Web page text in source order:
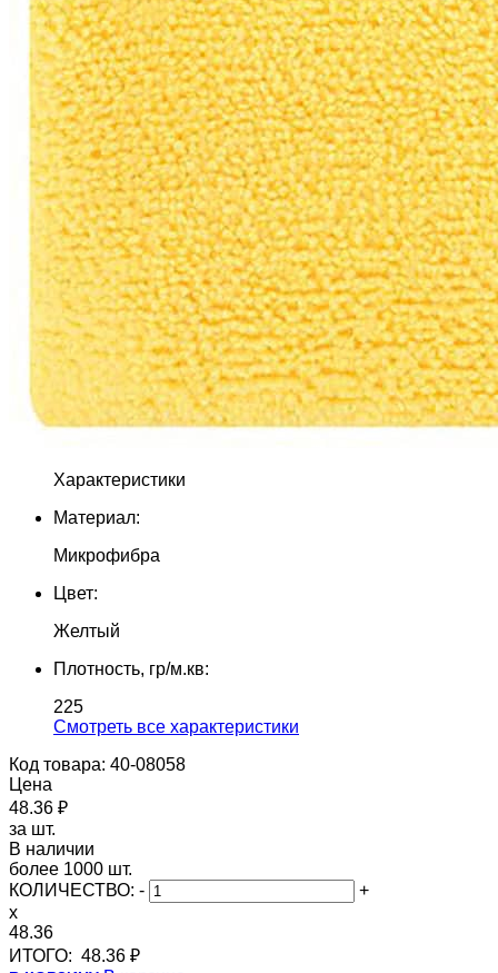
Характеристики
Материал:
Микрофибра
Цвет:
Желтый
Плотность, гр/м.кв:
225
Cмотреть все характеристики
Код товара: 40-08058
Цена
48.36 ₽
за шт.
В наличии
более 1000 шт.
КОЛИЧЕСТВО: -
+
x
48.36
ИТОГО: 48.36 ₽